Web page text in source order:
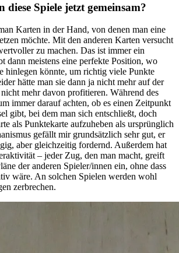
diese Spiele jetzt gemeinsam?
Karten in der Hand, von denen man eine
möchte. Mit den anderen Karten versucht
zu machen. Das ist immer ein
dann meistens eine perfekte Position, wo
hinlegen könnte, um richtig viele Punkte
hätte man sie dann ja nicht mehr auf der
mehr davon profitieren. Während des
immer darauf achten, ob es einen Zeitpunkt
gibt, bei dem man sich entschließt, doch
als Punktekarte aufzuheben als ursprünglich
gefällt mir grundsätzlich sehr gut, er
aber gleichzeitig fordernd. Außerdem hat
– jeder Zug, den man macht, greift
der anderen Spieler/innen ein, ohne dass
wäre. An solchen Spielen werden wohl
zerbrechen.